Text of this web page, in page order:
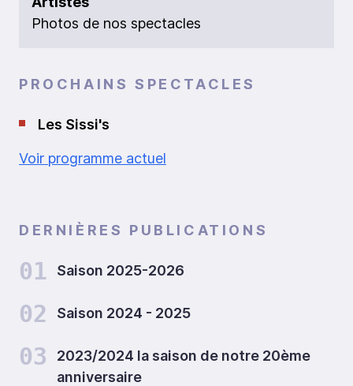
Photos de nos spectacles
PROCHAINS SPECTACLES
Les Sissi's
Voir programme actuel
DERNIÈRES PUBLICATIONS
01 Saison 2025-2026
02 Saison 2024 - 2025
03
2023/2024 la saison de notre 20ème
anniversaire